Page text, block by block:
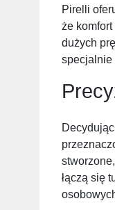
Pirelli
że
dużych
specjalnie
łączą się